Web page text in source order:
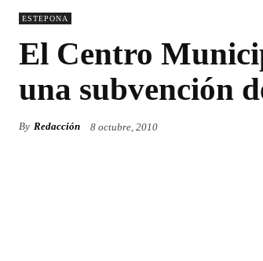
ESTEPONA
El Centro
una subvención
By Redacción 8 octubre, 2010